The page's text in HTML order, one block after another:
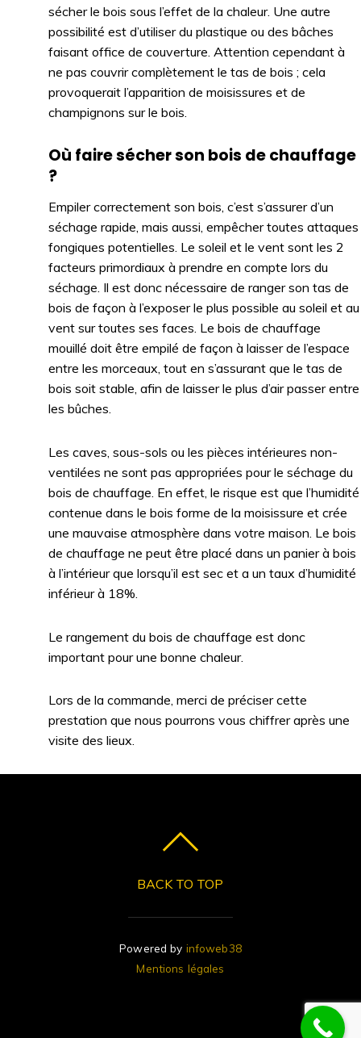
sécher le bois sous l’effet de la chaleur. Une autre
possibilité est d’utiliser du plastique ou des bâches
faisant office de couverture. Attention cependant à
ne pas couvrir complètement le tas de bois ; cela
provoquerait l’apparition de moisissures et de
champignons sur le bois.
Où faire sécher son bois de chauffage
?
Empiler correctement son bois, c’est s’assurer d’un
séchage rapide, mais aussi, empêcher toutes attaques
fongiques potentielles. Le soleil et le vent sont les 2
facteurs primordiaux à prendre en compte lors du
séchage. Il est donc nécessaire de ranger son tas de
bois de façon à l’exposer le plus possible au soleil et au
vent sur toutes ses faces. Le bois de chauffage
mouillé doit être empilé de façon à laisser de l’espace
entre les morceaux, tout en s’assurant que le tas de
bois soit stable, afin de laisser le plus d’air passer entre
les bûches.
Les caves, sous-sols ou les pièces intérieures non-
ventilées ne sont pas appropriées pour le séchage du
bois de chauffage. En effet, le risque est que l’humidité
contenue dans le bois forme de la moisissure et crée
une mauvaise atmosphère dans votre maison. Le bois
de chauffage ne peut être placé dans un panier à bois
à l’intérieur que lorsqu’il est sec et a un taux d’humidité
inférieur à 18%.
Le rangement du bois de chauffage est donc
important pour une bonne chaleur.
Lors de la commande, merci de préciser cette
prestation que nous pourrons vous chiffrer après une
visite des lieux.
BACK TO TOP
Powered by infoweb38
Mentions légales